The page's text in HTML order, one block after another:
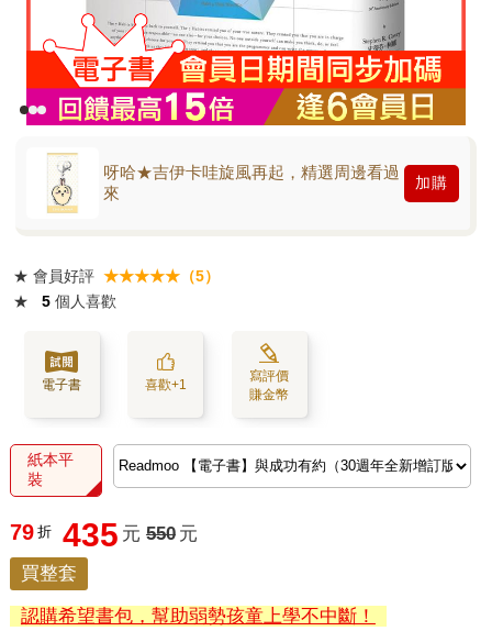
呀哈★吉伊卡哇旋風再起，精選周邊看過
來
加購
★ 會員好評 ★★★★★（5）
★
5 個人喜歡
電子書 喜歡+1
寫評價
賺金幣
紙本平
裝
79 折 435 元 550 元
買整套
認購希望書包，幫助弱勢孩童上學不中斷！